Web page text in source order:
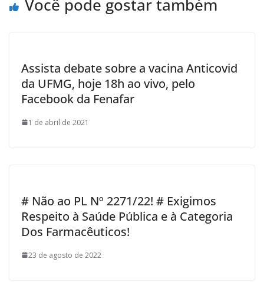
Você pode gostar também
Assista debate sobre a vacina Anticovid
da UFMG, hoje 18h ao vivo, pelo
Facebook da Fenafar
1 de abril de 2021
# Não ao PL Nº 2271/22! # Exigimos
Respeito à Saúde Pública e à Categoria
Dos Farmacêuticos!
23 de agosto de 2022